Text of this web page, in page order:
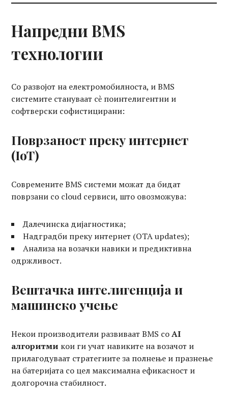
Напредни BMS
технологии
Со развојот на електромобилноста, и BMS
системите стануваат сѐ поинтелигентни и
софтверски софистицирани:
Поврзаност преку интернет
(IoT)
Современите BMS системи можат да бидат
поврзани со cloud сервиси, што овозможува:
Далечинска дијагностика;
Надградби преку интернет (OTA updates);
Анализа на возачки навики и предиктивна
одржливост.
Вештачка интелигенција и
машинско учење
Некои производители развиваат BMS соAI
алгоритми кои ги учат навиките на возачот и
прилагодуваат стратегиите за полнење и празнење
на батеријата со цел максимална ефикасност и
долгорочна стабилност.